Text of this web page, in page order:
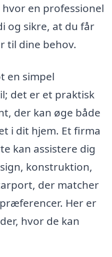
en professionel
og sikre, at du får
til dine behov.
en simpel
det er et praktisk
der kan øge både
i dit hjem. Et firma
kan assistere dig
konstruktion,
der matcher
Her er
hvor de kan